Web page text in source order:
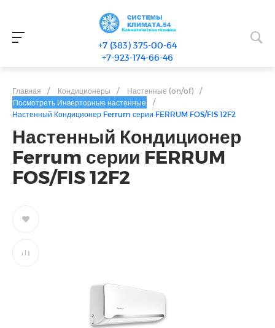
+7 (383) 375-00-64
+7-923-174-66-46
Главная / Кондиционеры / Настенные (on/of)
/
Посмотреть Инверторные настенные
/
Настенный Кондиционер Ferrum серии FERRUM FOS/FIS 12F2
Настенный Кондиционер
Ferrum серии FERRUM
FOS/FIS 12F2